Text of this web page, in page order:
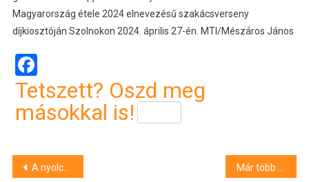
Magyarország étele 2024 elnevezésű szakácsverseny
díjkiosztóján Szolnokon 2024. április 27-én. MTI/Mészáros János
Facebook
Tetszett? Oszd meg
másokkal is!
Bejegyzés
A nyolcvanas évek óta gyorsabban melegednek Magyarország természetes vizei